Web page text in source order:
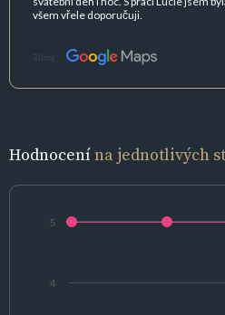
všem vřele doporučuji.
Zdroj:
Hodnocenína jednotlivých
4
5